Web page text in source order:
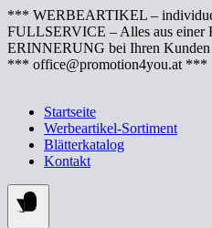
Springe
zum
Inhalt
*** WERBEARTIKEL –
FULLSERVICE – Alles aus
ERINNERUNG bei Ihren
*** office@promotion4you.at ***
Startseite
Werbeartikel-Sortiment
Blätterkatalog
Kontakt